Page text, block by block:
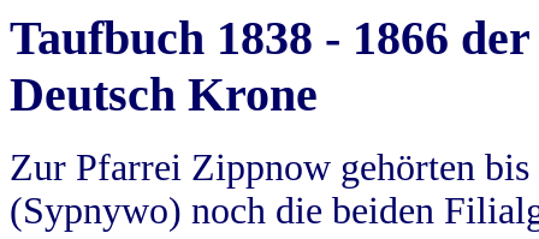
Taufbuch 1838 - 1866
Deutsch Krone
Zur Pfarrei Zippnow gehörten
(Sypnywo) noch die beiden